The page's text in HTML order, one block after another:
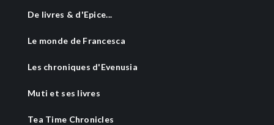
De livres & d'Epice...
Le monde de Francesca
Les chroniques d'Evenusia
Muti et ses livres
Tea Time Chronicles